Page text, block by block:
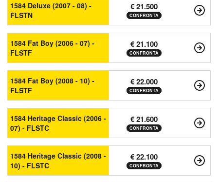
1584 Deluxe (2007 - 08) -
FLSTN
€ 21.500
CONFRONTA
1584 Fat Boy (2006 - 07) -
FLSTF
€ 21.100
CONFRONTA
1584 Fat Boy (2008 - 10) -
FLSTF
€ 22.000
CONFRONTA
1584 Heritage Classic (2006 -
07) - FLSTC
€ 21.600
CONFRONTA
1584 Heritage Classic (2008 -
10) - FLSTC
€ 22.100
CONFRONTA